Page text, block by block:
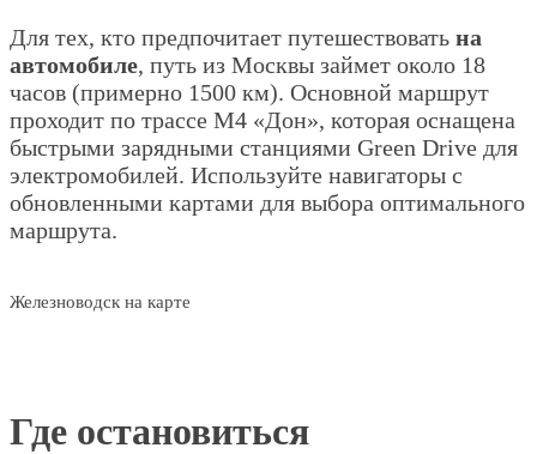
Для тех, кто предпочитает путешествовать на
автомобиле, путь из Москвы займет около 18
часов (примерно 1500 км). Основной маршрут
проходит по трассе М4 «Дон», которая оснащена
быстрыми зарядными станциями Green Drive для
электромобилей. Используйте навигаторы с
обновленными картами для выбора оптимального
маршрута.
Железноводск на карте
Где остановиться